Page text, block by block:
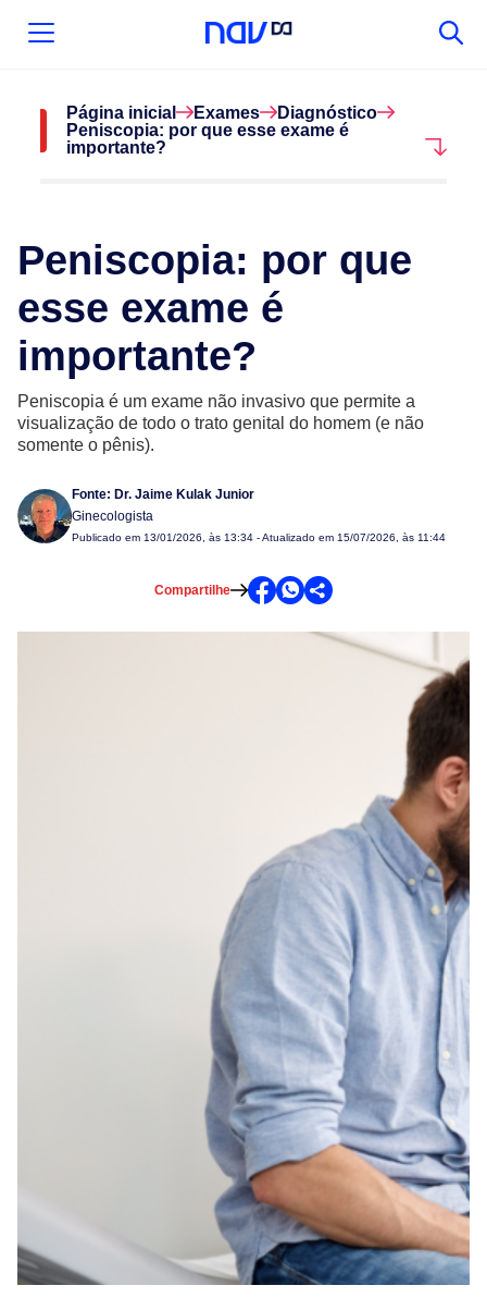
Página inicial Exames
Diagnóstico
Peniscopia: por que esse exame é
importante?
Peniscopia: por que
esse exame é
importante?
Peniscopia é um exame não invasivo que permite a
visualização de todo o trato genital do homem (e não
somente o pênis).
Fonte: Dr. Jaime Kulak Junior
Ginecologista
Publicado em 13/01/2026, às 13:34 - Atualizado em 15/07/2026, às 11:44
Compartilhe